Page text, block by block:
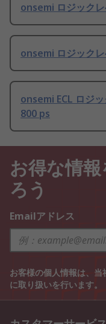
onsemi ロジック
onsemi ロジック
onsemi ECL ロジ
800 ps
お得な情
ろう
Emailアドレス
お客様の個人情報は、当
に取り扱いを行います。